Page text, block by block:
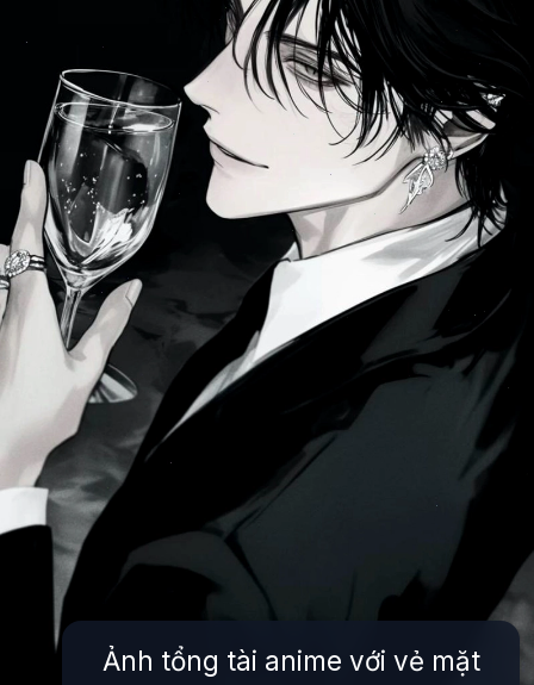
Ảnh tổng tài anime với vẻ mặt